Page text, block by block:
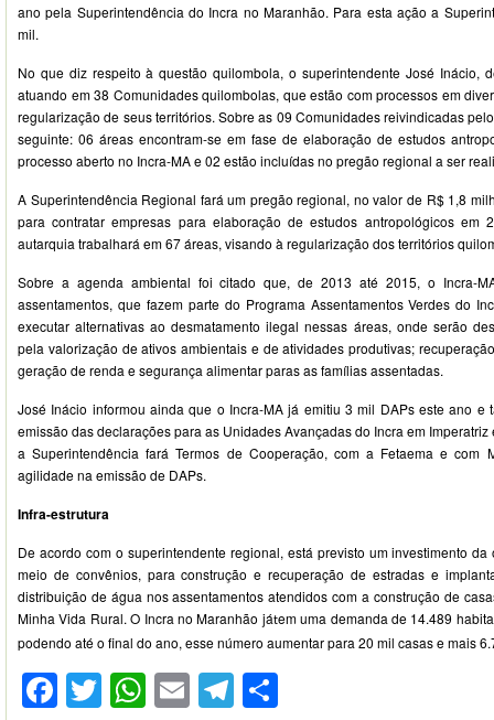
ano pela Superintendência do Incra no Maranhão. Para esta ação a
mil.
No que diz respeito à questão quilombola, o superintendente José Inácio,
atuando em 38 Comunidades quilombolas, que estão com processos em
regularização de seus territórios. Sobre as 09 Comunidades reivindicadas
seguinte: 06 áreas encontram-se em fase de elaboração de estudos
processo aberto no Incra-MA e 02 estão incluídas no pregão regional a ser
A Superintendência Regional fará um pregão regional, no valor de R$ 1,8
para contratar empresas para elaboração de estudos antropológicos em
autarquia trabalhará em 67 áreas, visando à regularização dos territórios
Sobre a agenda ambiental foi citado que, de 2013 até 2015, o Incra-
assentamentos, que fazem parte do Programa Assentamentos Verdes do
executar alternativas ao desmatamento ilegal nessas áreas, onde serão
pela valorização de ativos ambientais e de atividades produtivas;
geração de renda e segurança alimentar paras as famílias assentadas.
José Inácio informou ainda que o Incra-MA já emitiu 3 mil DAPs este ano e
emissão das declarações para as Unidades Avançadas do Incra em
a Superintendência fará Termos de Cooperação, com a Fetaema e com
agilidade na emissão de DAPs.
Infra-estrutura
De acordo com o superintendente regional, está previsto um investimento
meio de convênios, para construção e recuperação de estradas e
distribuição de água nos assentamentos atendidos com a construção de
Minha Vida Rural. O Incra no Maranhão játem uma demanda de 14.489
podendo até o final do ano, esse número aumentar para 20 mil casas e mais
Facebook
Twitter
WhatsApp
EmailTelegram